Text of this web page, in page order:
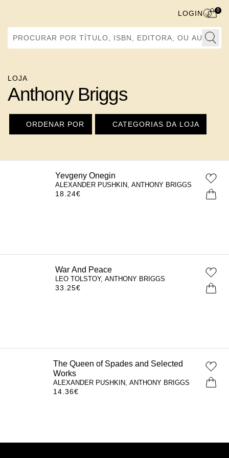
Procurar por Título, ISBN, Editora, ou Autor
LOGIN 0
LOJA
Anthony Briggs
ORDENAR POR CATEGORIAS DA LOJA
Yevgeny Onegin
ALEXANDER PUSHKIN, ANTHONY BRIGGS
18.24€
War And Peace
LEO TOLSTOY, ANTHONY BRIGGS
33.25€
The Queen of Spades and Selected
Works
ALEXANDER PUSHKIN, ANTHONY BRIGGS
14.36€